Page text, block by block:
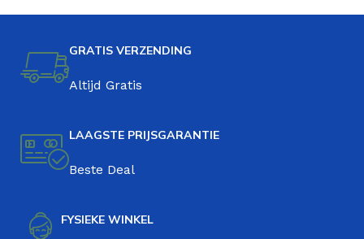
GRATIS VERZENDING
Altijd Gratis
LAAGSTE PRIJSGARANTIE
Beste Deal
FYSIEKE WINKEL